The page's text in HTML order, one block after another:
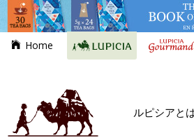
Home
ルピシアと